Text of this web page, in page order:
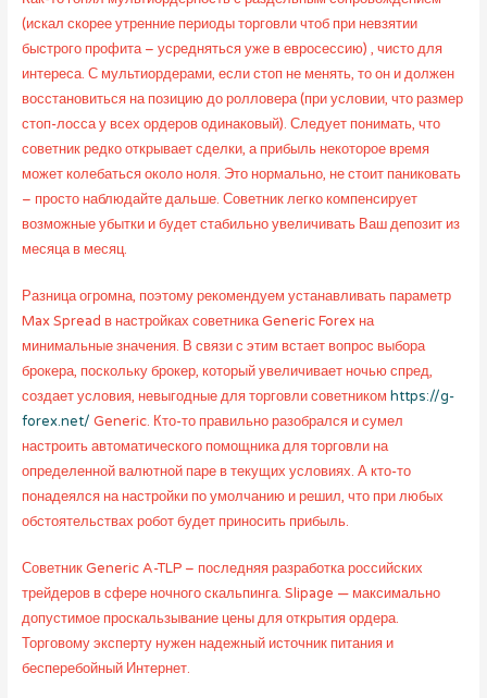
(искал скорее утренние периоды торговли чтоб при невзятии
быстрого профита – усредняться уже в евросессию) , чисто для
интереса. С мультиордерами, если стоп не менять, то он и должен
восстановиться на позицию до ролловера (при условии, что размер
стоп-лосса у всех ордеров одинаковый). Следует понимать, что
советник редко открывает сделки, а прибыль некоторое время
может колебаться около ноля. Это нормально, не стоит паниковать
– просто наблюдайте дальше. Советник легко компенсирует
возможные убытки и будет стабильно увеличивать Ваш депозит из
месяца в месяц.
Разница огромна, поэтому рекомендуем устанавливать параметр
Max Spread в настройках советника Generic Forex на
минимальные значения. В связи с этим встает вопрос выбора
брокера, поскольку брокер, который увеличивает ночью спред,
создает условия, невыгодные для торговли советником https://g-
forex.net/ Generic. Кто-то правильно разобрался и сумел
настроить автоматического помощника для торговли на
определенной валютной паре в текущих условиях. А кто-то
понадеялся на настройки по умолчанию и решил, что при любых
обстоятельствах робот будет приносить прибыль.
Советник Generic A-TLP – последняя разработка российских
трейдеров в сфере ночного скальпинга. Slipage — максимально
допустимое проскальзывание цены для открытия ордера.
Торговому эксперту нужен надежный источник питания и
бесперебойный Интернет.